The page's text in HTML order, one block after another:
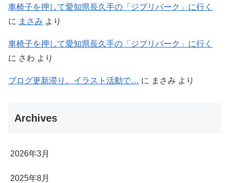
車椅子を押して愛知県長久手の「ジブリパーク」に行く
に まさみ より
車椅子を押して愛知県長久手の「ジブリパーク」に行く
に さわ より
ブログ更新滞り。イラスト活動で… に まさみ より
Archives
2026年3月
2025年8月